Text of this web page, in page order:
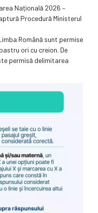
Națională 2026 –
Procedură Ministerul
Română sunt permise
ori cu creion. De
permisă delimitarea